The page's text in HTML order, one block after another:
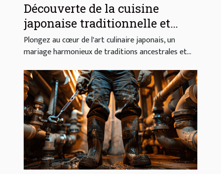
Découverte de la cuisine
japonaise traditionnelle et
moderne
Plongez au cœur de l'art culinaire japonais, un
mariage harmonieux de traditions ancestrales et...